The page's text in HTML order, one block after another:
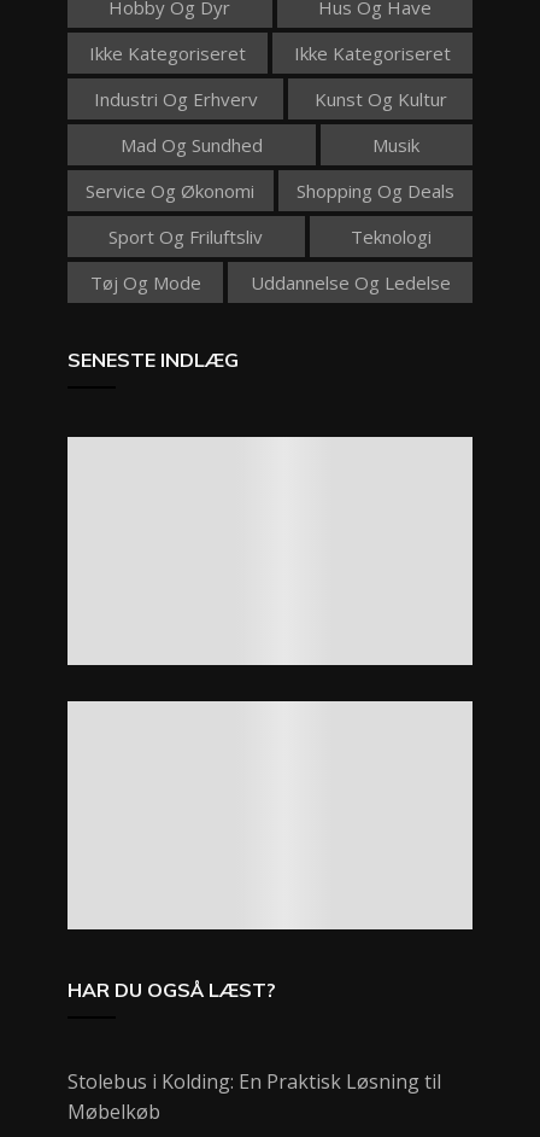
Hobby Og Dyr
Hus Og Have
Ikke Kategoriseret
Ikke Kategoriseret
Industri Og Erhverv
Kunst Og Kultur
Mad Og Sundhed
Musik
Service Og Økonomi
Shopping Og Deals
Sport Og Friluftsliv
Teknologi
Tøj Og Mode
Uddannelse Og Ledelse
SENESTE INDLÆG
HAR DU OGSÅ LÆST?
Stolebus i Kolding: En Praktisk Løsning til
Møbelkøb